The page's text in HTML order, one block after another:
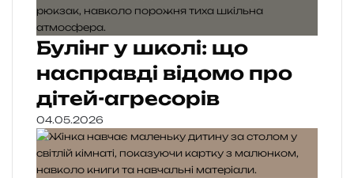
Булінг у школі: що
насправді відомо про
дітей-агресорів
04.05.2026